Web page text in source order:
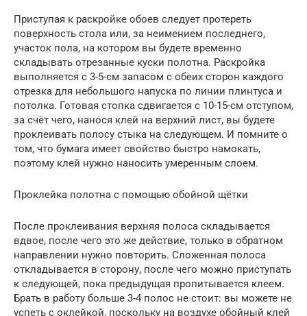
Приступая к раскройке обоев следует протереть
поверхность стола или, за неимением последнего,
участок пола, на котором вы будете временно
складывать отрезанные куски полотна. Раскройка
выполняется с 3-5-см запасом с обеих сторон каждого
отрезка для небольшого напуска по линии плинтуса и
потолка. Готовая стопка сдвигается с 10-15-см отступом,
за счёт чего, нанося клей на верхний лист, вы будете
проклеивать полосу стыка на следующем. И помните о
том, что бумага имеет свойство быстро намокать,
поэтому клей нужно наносить умеренным слоем.
Проклейка полотна с помощью обойной щётки
После проклеивания верхняя полоса складывается
вдвое, после чего это же действие, только в обратном
направлении нужно повторить. Сложенная полоса
откладывается в сторону, после чего можно приступать
к следующей, пока предыдущая пропитывается клеем.
Брать в работу больше 3-4 полос не стоит: вы можете не
успеть с оклейкой, поскольку на воздухе обойный клей